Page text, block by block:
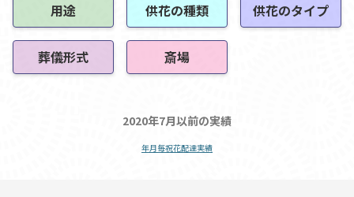
用途 供花の種類 供花のタイプ
葬儀形式 斎場
2020年7月以前の実績
年月毎祝花配達実績